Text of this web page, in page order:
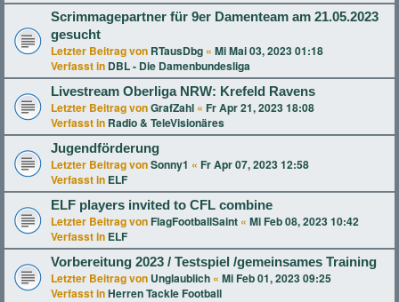
Scrimmagepartner für 9er Damenteam am 21.05.2023
gesucht
Letzter Beitrag von RTausDbg « Mi Mai 03, 2023 01:18
Verfasst in DBL - Die Damenbundesliga
Livestream Oberliga NRW: Krefeld Ravens
Letzter Beitrag vonGrafZahl « Fr Apr 21, 2023 18:08
Verfasst in Radio & TeleVisionäres
Jugendförderung
Letzter Beitrag vonSonny1 « Fr Apr 07, 2023 12:58
Verfasst in ELF
ELF players invited to CFL combine
Letzter Beitrag von FlagFootballSaint « Mi Feb 08, 2023 10:42
Verfasst in ELF
Vorbereitung 2023 / Testspiel /gemeinsames Training
Letzter Beitrag von Unglaublich « Mi Feb 01, 2023 09:25
Verfasst inHerren Tackle Football